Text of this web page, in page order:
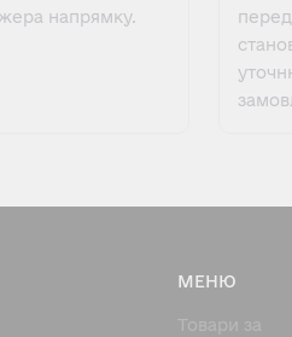
напрямку.
МЕНЮ
Товари за